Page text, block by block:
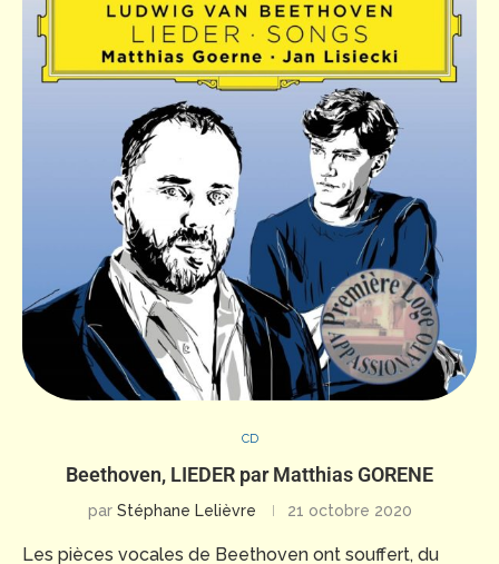
CD
Beethoven, LIEDER par Matthias GORENE
par Stéphane Lelièvre 21 octobre 2020
Les pièces vocales de Beethoven ont souffert, du